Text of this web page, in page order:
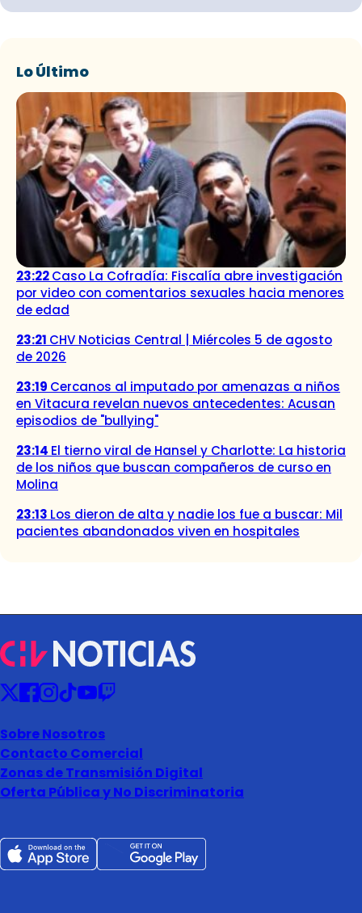
Lo Último
23:22Caso La Cofradía: Fiscalía abre investigación
por video con comentarios sexuales hacia menores
de edad
23:21 CHV Noticias Central | Miércoles 5 de agosto
de 2026
23:19 Cercanos al imputado por amenazas a niños
en Vitacura revelan nuevos antecedentes: Acusan
episodios de "bullying"
23:14 El tierno viral de Hansel y Charlotte: La historia
de los niños que buscan compañeros de curso en
Molina
23:13 Los dieron de alta y nadie los fue a buscar: Mil
pacientes abandonados viven en hospitales
Sobre Nosotros
Contacto Comercial
Zonas de Transmisión Digital
Oferta Pública y No Discriminatoria